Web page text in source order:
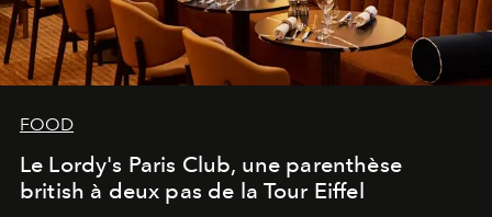
FOOD
Le Lordy's Paris Club, une parenthèse
british à deux pas de la Tour Eiffel